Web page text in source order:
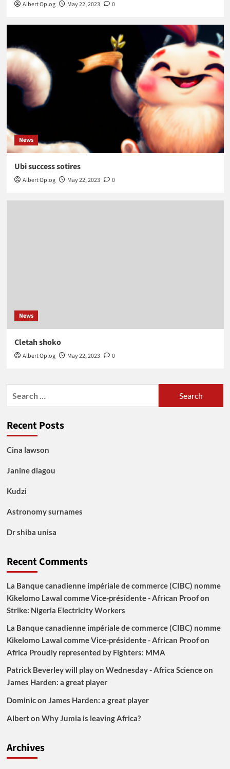
Albert Oplog May 22, 2023 0
News
Ubi success sotires
Albert Oplog May 22, 2023 0
News
Cletah shoko
Albert Oplog May 22, 2023 0
Recent Posts
Cina lawson
Janine diagou
Kudzi
Astronomy surnames
Dr shiba unisa
Recent Comments
La Banque canadienne impériale de commerce (CIBC) nomme
Kikelomo Lawal comme Vice-présidente - African Proofon
Strike: Nigeria Electricity Workers
La Banque canadienne impériale de commerce (CIBC) nomme
Kikelomo Lawal comme Vice-présidente - African Proofon
Africa Proudly represented by Fighters: MMA
Patrick Beverley will play on Wednesday - Africa Scienceon
James Harden: a great player
Dominicon James Harden: a great player
Alberton Why Jumia is leaving Africa?
Archives